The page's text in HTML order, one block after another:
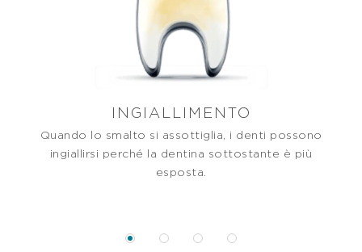
INGIALLIMENTO
Quando lo smalto si assottiglia, i denti possono
ingiallirsi perché la dentina sottostante è più
esposta.